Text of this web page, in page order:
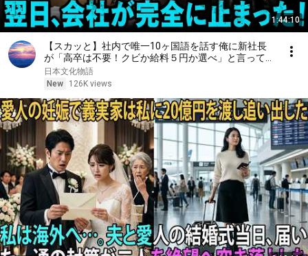
1:44:10
【スカッと】社内で唯一10ヶ国語を話す俺に新社長
が「高卒は不要！クビか給料５円か選べ」と言ってき
た。そのまま辞めた結果
日本文化物語
New
126K views